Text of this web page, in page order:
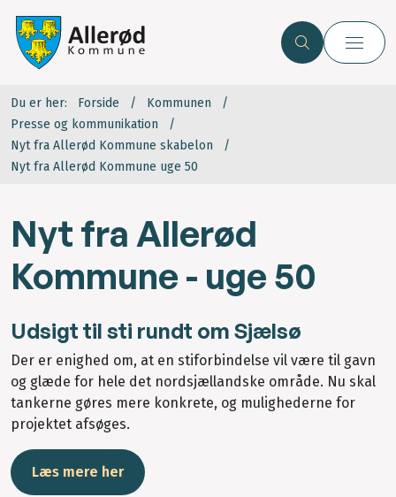
Du er her: Forside
Kommunen
Presse og kommunikation
Nyt fra Allerød Kommune skabelon
Nyt fra Allerød Kommune uge 50
Nyt fra Allerød
Kommune - uge 50
Udsigt til sti rundt om Sjælsø
Der er enighed om, at en stiforbindelse vil være til gavn
og glæde for hele det nordsjællandske område. Nu skal
tankerne gøres mere konkrete, og mulighederne for
projektet afsøges.
Læs mere her